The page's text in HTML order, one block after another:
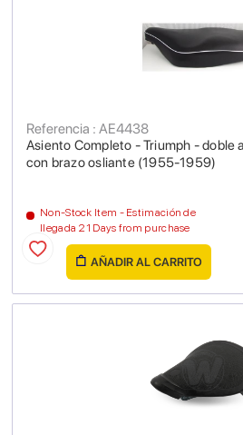
Asiento Completo - Triumph - doble
con brazo osliante (1955-1959)
Referencia : AE4438
Non-Stock Item - Estimación de
llegada 21 Days from purchase
AÑADIR AL CARRITO